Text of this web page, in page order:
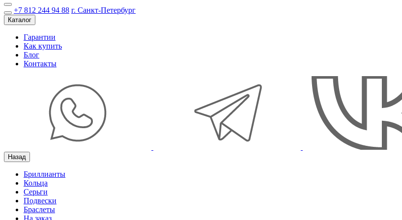
+7 812 244 94 88 г. Санкт-Петербург
Каталог
Гарантии
Как купить
Блог
Контакты
Назад
Бриллианты
Кольца
Серьги
Подвески
Браслеты
На заказ